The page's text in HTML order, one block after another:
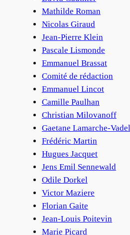
Mathilde Roman
Nicolas Giraud
Jean-Pierre Klein
Pascale Lismonde
Emmanuel Brassat
Comité de rédaction
Emmanuel Lincot
Camille Paulhan
Christian Milovanoff
Gaetane Lamarche-Vadel
Frédéric Martin
Hugues Jacquet
Jens Emil Sennewald
Odile Dorkel
Victor Maziere
Florian Gaite
Jean-Louis Poitevin
Marie Picard